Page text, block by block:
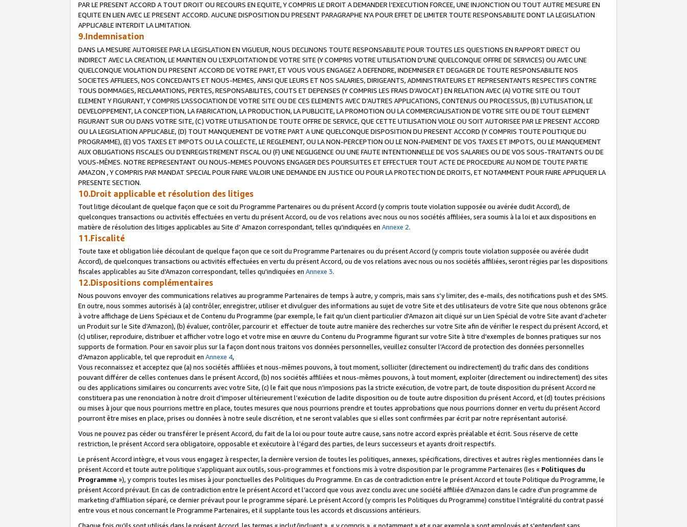
PAR LE PRESENT ACCORD A TOUT DROIT OU RECOURS EN EQUITE, Y COMPRIS LE DROIT A DEMANDER l'EXECUTION FORCEE, UNE INJONCTION OU TOUT AUTRE MESURE EN
EQUITE EN LIEN AVEC LE PRESENT ACCORD. AUCUNE DISPOSITION DU PRESENT PARAGRAPHE N'A POUR EFFET DE LIMITER TOUTE RESPONSABILITE DONT LA LEGISLATION
APPLICABLE INTERDIT LA LIMITATION.
9.Indemnisation
DANS LA MESURE AUTORISEE PAR LA LEGISLATION EN VIGUEUR, NOUS DECLINONS TOUTE RESPONSABILITE POUR TOUTES LES QUESTIONS EN RAPPORT DIRECT OU
INDIRECT AVEC LA CREATION, LE MAINTIEN OU L’EXPLOITATION DE VOTRE SITE (Y COMPRIS VOTRE UTILISATION D'UNE QUELCONQUE OFFRE DE SERVICES) OU AVEC UNE
QUELCONQUE VIOLATION DU PRESENT ACCORD DE VOTRE PART, ET VOUS VOUS ENGAGEZ A DEFENDRE, INDEMNISER ET DEGAGER DE TOUTE RESPONSABILITE NOS
SOCIETES AFFILIEES, NOS CONCEDANTS ET NOUS-MEMES, AINSI QUE LEURS ET NOS SALARIES, DIRIGEANTS, ADMINISTRATEURS ET REPRESENTANTS RESPECTIFS CONTRE
TOUS DOMMAGES, RECLAMATIONS, PERTES, RESPONSABILITES, COUTS ET DEPENSES (Y COMPRIS LES FRAIS D’AVOCAT) EN RELATION AVEC (A) VOTRE SITE OU TOUT
ELEMENT Y FIGURANT, Y COMPRIS L’ASSOCIATION DE VOTRE SITE OU DE CES ELEMENTS AVEC D’AUTRES APPLICATIONS, CONTENUS OU PROCESSUS, (B) L’UTILISATION, LE
DEVELOPPEMENT, LA CONCEPTION, LA FABRICATION, LA PRODUCTION, LA PUBLICITE, LA PROMOTION OU LA COMMERCIALISATION DE VOTRE SITE OU DE TOUT ELEMENT
FIGURANT SUR OU DANS VOTRE SITE, (C) VOTRE UTILISATION DE TOUTE OFFRE DE SERVICE, QUE CETTE UTILISATION VIOLE OU SOIT AUTORISEE PAR LE PRESENT ACCORD
OU LA LEGISLATION APPLICABLE, (D) TOUT MANQUEMENT DE VOTRE PART A UNE QUELCONQUE DISPOSITION DU PRESENT ACCORD (Y COMPRIS TOUTE POLITIQUE DU
PROGRAMME), (E) VOS TAXES ET IMPOTS OU LA COLLECTE, LE REGLEMENT, OU LA NON-PERCEPTION OU LE NON-PAIEMENT DE VOS TAXES ET IMPOTS, OU LE MANQUEMENT
AUX OBLIGATIONS FISCALES OU D’ENREGISTREMENT FISCAL OU (F) UNE NEGLIGENCE OU UNE FAUTE INTENTIONNELLE DE VOS SALARIES OU DE VOS SOUS-TRAITANTS OU DE
VOUS-MÊMES. NOTRE REPRESENTANT OU NOUS-MEMES POUVONS ENGAGER DES POURSUITES ET EFFECTUER TOUT ACTE DE PROCEDURE AU NOM DE TOUTE PARTIE
AMAZON , Y COMPRIS PAR MANDAT SPECIAL POUR FAIRE VALOIR UNE DEMANDE EN JUSTICE OU POUR LA PROTECTION DE DROITS, ET NOTAMMENT POUR FAIRE APPLIQUER LA
PRESENTE SECTION.
10.Droit applicable et résolution des litiges
Tout litige découlant de quelque façon que ce soit du Programme Partenaires ou du présent Accord (y compris toute violation supposée ou avérée dudit Accord), de
quelconques transactions ou activités effectuées en vertu du présent Accord, ou de vos relations avec nous ou nos sociétés affiliées, sera soumis à la loi et aux dispositions en
matière de résolution des litiges applicables au Site d’ Amazon correspondant, telles qu'indiquées en Annexe 2.
11.Fiscalité
Toute taxe et obligation liée découlant de quelque façon que ce soit du Programme Partenaires ou du présent Accord (y compris toute violation supposée ou avérée dudit
Accord), de quelconques transactions ou activités effectuées en vertu du présent Accord, ou de vos relations avec nous ou nos sociétés affiliées, seront régies par les dispositions
fiscales applicables au Site d’Amazon correspondant, telles qu'indiquées en Annexe 3.
12.Dispositions complémentaires
Nous pouvons envoyer des communications relatives au programme Partenaires de temps à autre, y compris, mais sans s'y limiter, des e-mails, des notifications push et des SMS.
En outre, nous sommes autorisés à (a) contrôler, enregistrer, utiliser et divulguer des informations au sujet de votre Site et des utilisateurs de votre Site que nous obtenons grâce
à votre affichage de Liens Spéciaux et de Contenu du Programme (par exemple, le fait qu’un client particulier d'Amazon ait cliqué sur un Lien Spécial de votre Site avant d’acheter
un Produit sur le Site d’Amazon), (b) évaluer, contrôler, parcourir et effectuer de toute autre manière des recherches sur votre Site afin de vérifier le respect du présent Accord, et
(c) utiliser, reproduire, distribuer et afficher votre logo et votre mise en œuvre du Contenu du Programme figurant sur votre Site à titre d’exemples de bonnes pratiques sur nos
supports de formation. Pour en savoir plus sur la façon dont nous traitons vos données personnelles, veuillez consulter l’Accord de protection des données personnelles
d’Amazon applicable, tel que reproduit en Annexe 4,
Vous reconnaissez et acceptez que (a) nos sociétés affiliées et nous-mêmes pouvons, à tout moment, solliciter (directement ou indirectement) du trafic dans des conditions
pouvant différer de celles contenues dans le présent Accord, (b) nos sociétés affiliées et nous-mêmes pouvons, à tout moment, exploiter (directement ou indirectement) des sites
ou des applications similaires ou concurrents avec votre Site, (c) le fait que nous n’imposions pas la stricte exécution, de votre part, de toute disposition du présent Accord ne
constituera pas une renonciation à notre droit d’imposer ultérieurement l’exécution de ladite disposition ou de toute autre disposition du présent Accord, et (d) toutes précisions
ou mises à jour que nous pourrions mettre en place, toutes mesures que nous pourrions prendre et toutes approbations que nous pourrions donner en vertu du présent Accord
pourront être mises en place, prises ou données à notre seule discrétion, et ne seront valables que si elles sont confirmées par écrit par notre représentant autorisé.
Vous ne pouvez pas céder ou transférer le présent Accord, du fait de la loi ou pour toute autre cause, sans notre accord exprès préalable et écrit. Sous réserve de cette
restriction, le présent Accord sera obligatoire, opposable et exécutoire à l’égard des parties, de leurs successeurs et ayants droit respectifs.
Le présent Accord intègre, et vous vous engagez à respecter, la dernière version de toutes les politiques, annexes, spécifications, directives et autres règles mentionnées dans le
présent Accord et toute autre politique s’appliquant aux outils, sous-programmes et fonctions mis à votre disposition par le programme Partenaires (les « Politiques du
Programme »), y compris toutes les mises à jour ponctuelles des Politiques du Programme. En cas de contradiction entre le présent Accord et toute Politique du Programme, le
présent Accord prévaut. En cas de contradiction entre le présent Accord et l’accord que vous avez conclu avec une société affiliée d’Amazon dans le cadre d’un programme de
marketing d’affiliation séparé, ce dernier prévaut pour le programme séparé. Le présent Accord (y compris les Politiques du Programme) constitue l’intégralité du contrat passé
entre vous et nous concernant le Programme Partenaires, et il supplante tous les accords et discussions antérieurs.